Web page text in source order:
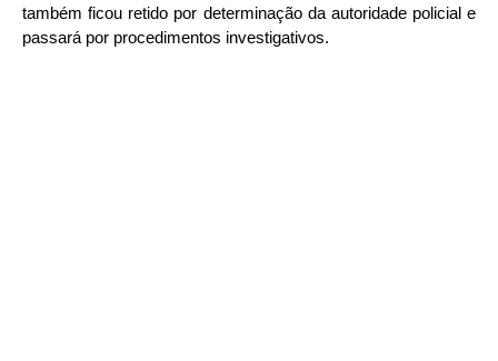
também ficou retido por determinação da autoridade policial e
passará por procedimentos investigativos.